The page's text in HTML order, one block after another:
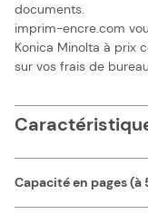
documents.
imprim-encre.com
Konica Minolta à prix
sur vos frais de
Capacité en pages (à